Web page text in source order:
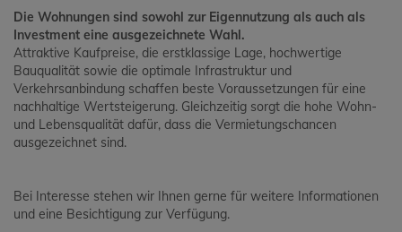
Die Wohnungen sind sowohl zur Eigennutzung als auch als
Investment eine ausgezeichnete Wahl.
Attraktive Kaufpreise, die erstklassige Lage, hochwertige
Bauqualität sowie die optimale Infrastruktur und
Verkehrsanbindung schaffen beste Voraussetzungen für eine
nachhaltige Wertsteigerung. Gleichzeitig sorgt die hohe Wohn-
und Lebensqualität dafür, dass die Vermietungschancen
ausgezeichnet sind.
Bei Interesse stehen wir Ihnen gerne für weitere Informationen
und eine Besichtigung zur Verfügung.